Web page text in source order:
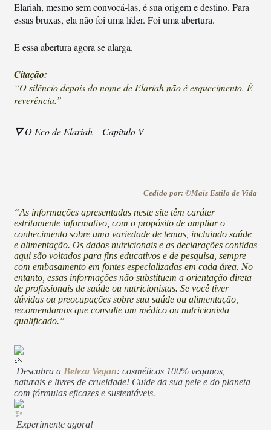
Elariah, mesmo sem convocá-las, é sua origem e destino. Para
essas bruxas, ela não foi uma líder. Foi uma abertura.
E essa abertura agora se alarga.
Citação:
“O silêncio depois do nome de Elariah não é esquecimento. É
reverência.”
🜄O Eco de Elariah – Capítulo V
Cedido por: ©Mais Estilo de Vida
“As informações apresentadas neste site têm caráter
estritamente informativo, com o propósito de ampliar o
conhecimento sobre uma variedade de temas, incluindo saúde
e alimentação. Os dados nutricionais e as declarações contidas
aqui são voltados para fins educativos e de pesquisa, sempre
com embasamento em fontes especializadas em cada área. No
entanto, essas informações não substituem a orientação direta
de profissionais de saúde ou nutricionistas. Se você tiver
dúvidas ou preocupações sobre sua saúde ou alimentação,
recomendamos que consulte um médico ou nutricionista
qualificado.”
Descubra a Beleza Vegan: cosméticos 100% veganos,
naturais e livres de crueldade! Cuide da sua pele e do planeta
com fórmulas eficazes e sustentáveis.
Experimente agora!